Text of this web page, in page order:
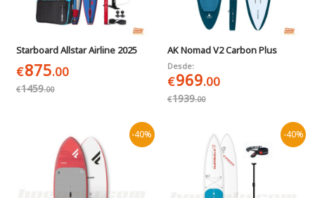
Starboard Allstar Airline 2025
€875.00
€1459.00
AK Nomad V2 Carbon Plus
Desde:
€969.00
€1939.00
-40% -40%